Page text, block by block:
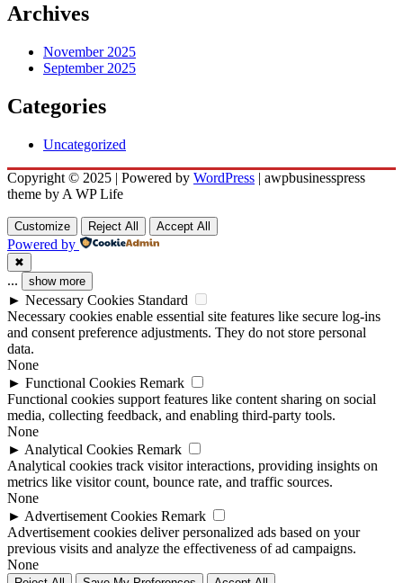
Archives
November 2025
September 2025
Categories
Uncategorized
Copyright © 2025 | Powered by WordPress | awpbusinesspress
theme by A WP Life
Customize Reject All Accept All
Powered by
✖
... show more
► Necessary Cookies Standard
Necessary cookies enable essential site features like secure log-ins
and consent preference adjustments. They do not store personal
data.
None
► Functional Cookies Remark
Functional cookies support features like content sharing on social
media, collecting feedback, and enabling third-party tools.
None
► Analytical Cookies Remark
Analytical cookies track visitor interactions, providing insights on
metrics like visitor count, bounce rate, and traffic sources.
None
► Advertisement Cookies Remark
Advertisement cookies deliver personalized ads based on your
previous visits and analyze the effectiveness of ad campaigns.
None